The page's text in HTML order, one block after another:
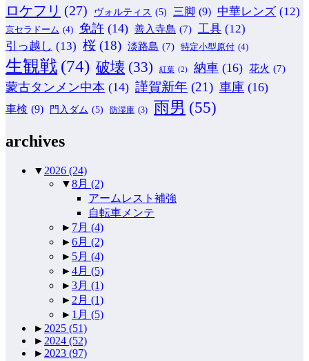
ロケフリ (27) ヴォルティス (5) 三脚 (9) 中華レンズ (12)
京セラドーム (4) 免許 (14) 善入寺島 (7) 工具 (12)
引っ越し (13) 桜 (18) 淡路島 (7) 特定小型原付 (4)
生観戦 (74) 破壊 (33) 紅葉 (2) 納車 (16) 花火 (7)
蒙古タンメン中本 (14) 謹賀新年 (21) 車庫 (16)
車検 (9) 門入ダム (5) 防湿庫 (3) 雨男 (55)
archives
▼ 2026 (24)
▼8月 (2)
アームレスト補強
自転車メンテ
► 7月 (4)
►6月 (2)
► 5月 (4)
►4月 (5)
►3月 (1)
► 2月 (1)
► 1月 (5)
► 2025 (51)
► 2024 (52)
► 2023 (97)